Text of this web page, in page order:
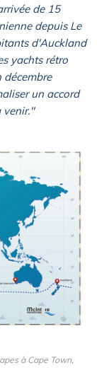
de 15
depuis Le
d'Auckland
yachts rétro
décembre
un accord
venir."
à Cape Town,